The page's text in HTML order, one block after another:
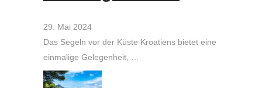
29. Mai 2024
Das Segeln vor der Küste Kroatiens bietet eine
einmalige Gelegenheit, …